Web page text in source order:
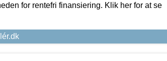
for rentefri finansiering. Klik her for at se